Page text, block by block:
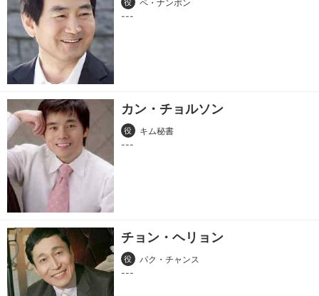
ペ・ナンポン
カン・チョルソン
役 キム秘書
チョン・ヘリョン
役 パク・チャンス